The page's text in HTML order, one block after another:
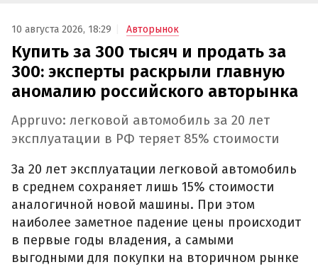
10 августа 2026, 18:29 Авторынок
Купить за 300 тысяч и продать за
300: эксперты раскрыли главную
аномалию российского авторынка
Appruvo: легковой автомобиль за 20 лет
эксплуатации в РФ теряет 85% стоимости
За 20 лет эксплуатации легковой автомобиль
в среднем сохраняет лишь 15% стоимости
аналогичной новой машины. При этом
наиболее заметное падение цены происходит
в первые годы владения, а самыми
выгодными для покупки на вторичном рынке